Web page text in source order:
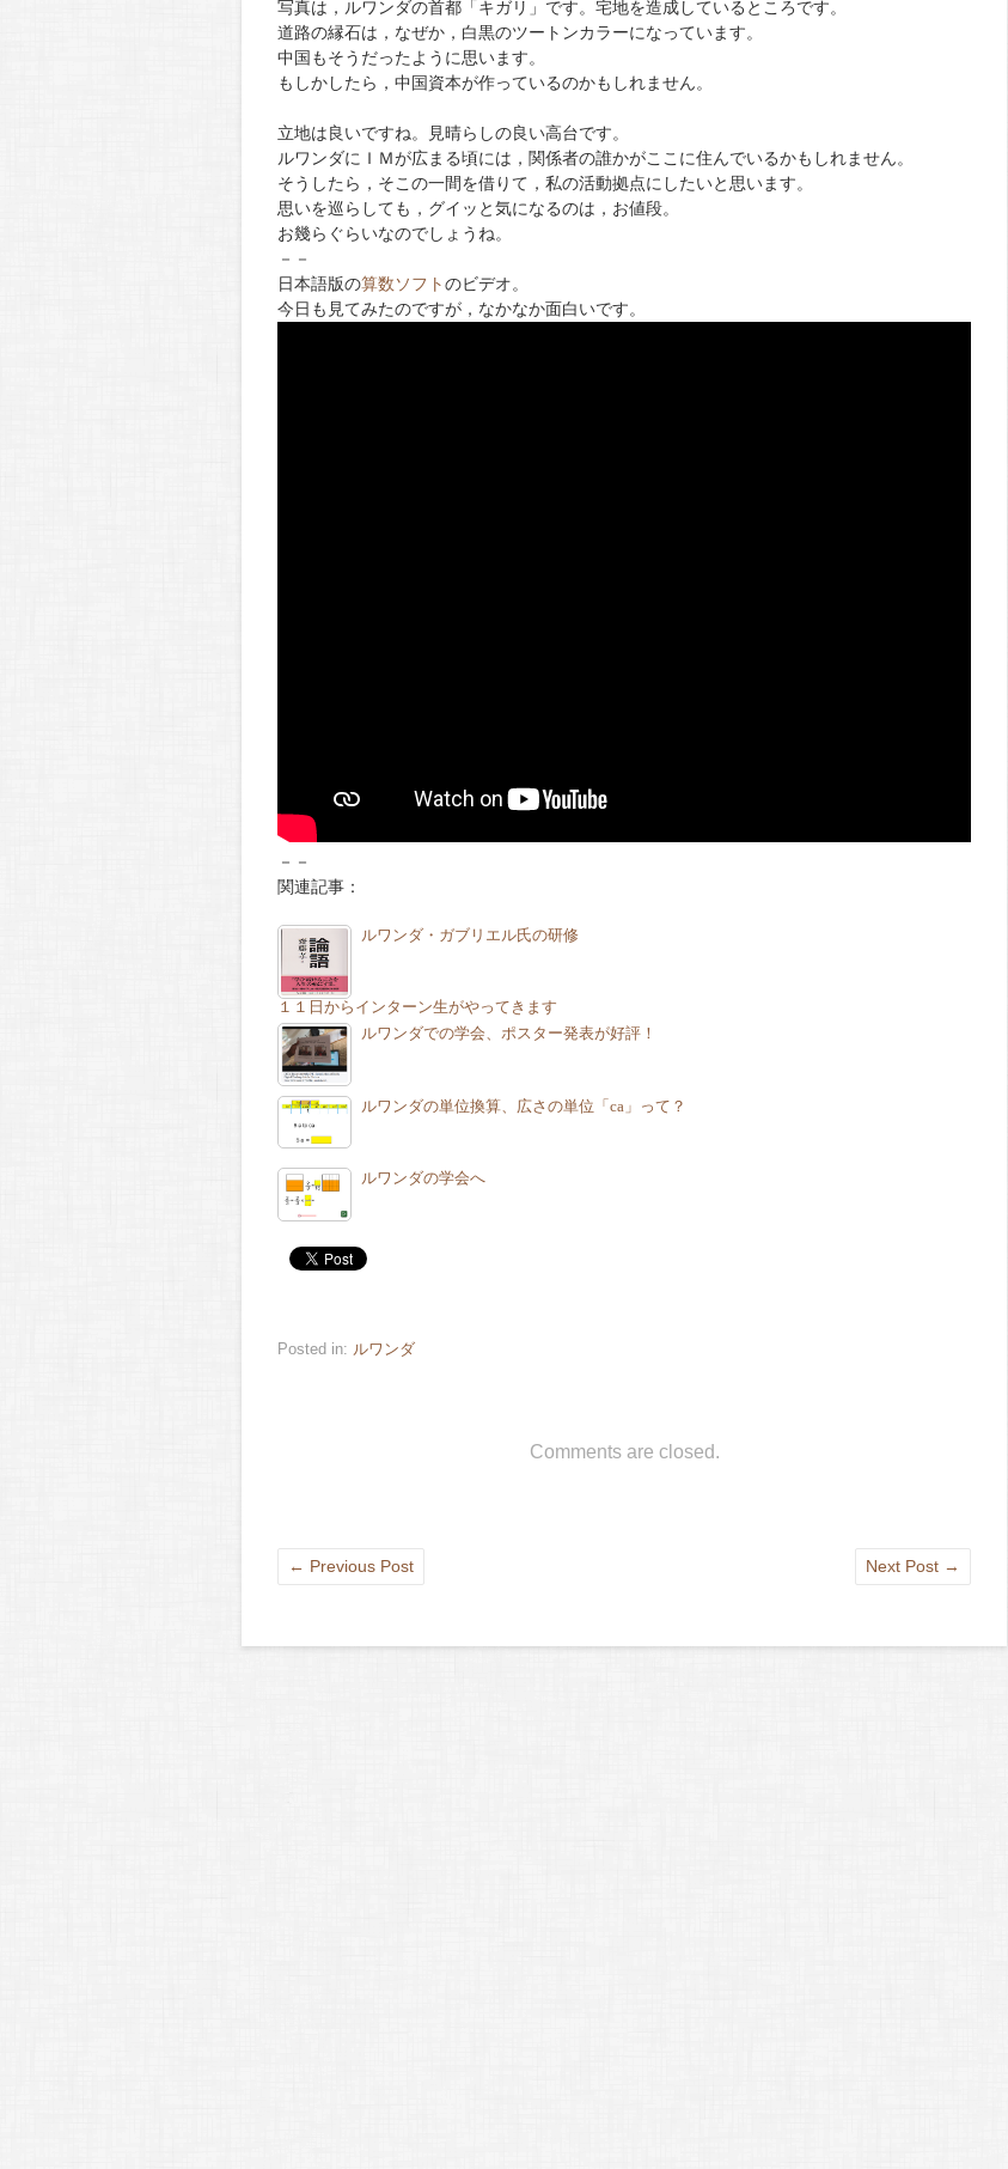
写真は，ルワンダの首都「キガリ」です。宅地を造成しているところです。
道路の縁石は，なぜか，白黒のツートンカラーになっています。
中国もそうだったように思います。
もしかしたら，中国資本が作っているのかもしれません。
立地は良いですね。見晴らしの良い高台です。
ルワンダにＩＭが広まる頃には，関係者の誰かがここに住んでいるかもしれません。
そうしたら，そこの一間を借りて，私の活動拠点にしたいと思います。
思いを巡らしても，グイッと気になるのは，お値段。
お幾らぐらいなのでしょうね。
－－
日本語版の算数ソフトのビデオ。
今日も見てみたのですが，なかなか面白いです。
－－
関連記事：
ルワンダ・ガブリエル氏の研修
１１日からインターン生がやってきます
ルワンダでの学会、ポスター発表が好評！
ルワンダの単位換算、広さの単位「ca」って？
ルワンダの学会へ
Posted in: ルワンダ
Comments are closed.
← Previous Post Next Post →